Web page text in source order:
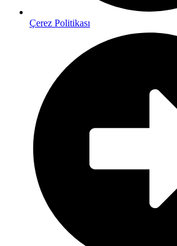
Çerez Politikası